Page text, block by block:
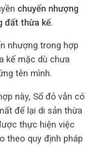
chuyển nhượng
đất thừa kế.
nhượng trong hợp
kế mặc dù chưa
tên mình.
này, Sổ đỏ vẫn có
để lại di sản thừa
thực hiện việc
theo quy định pháp